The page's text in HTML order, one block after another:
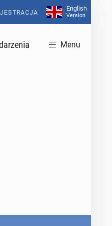
English
Version
Menu